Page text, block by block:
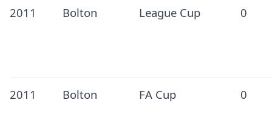
2011 Bolton League Cup 0
2011 Bolton FA Cup 0